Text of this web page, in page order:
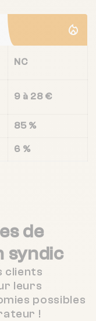
NC
9 à 28 €
85 %
6 %
de
syndic
clients
leurs
possibles
!